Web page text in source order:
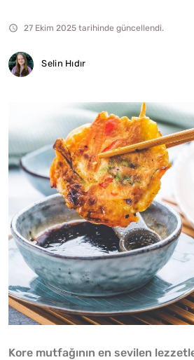
27 Ekim 2025 tarihinde güncellendi.
Selin Hıdır
Kore mutfağının en sevilen